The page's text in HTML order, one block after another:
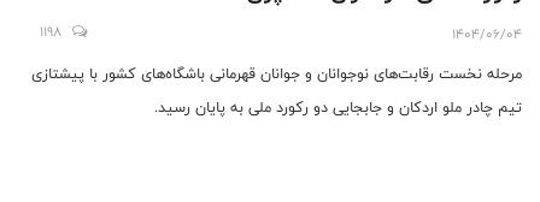
1404/06/04
1198
مرحله نخست رقابت‌های نوجوانان و جوانان قهرمانی باشگاه‌های کشور با پیشتازی
تیم چادر ملو اردکان و جابجایی دو رکورد ملی به پایان رسید.